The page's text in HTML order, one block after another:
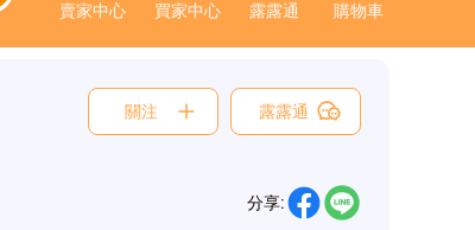
賣家中心 買家中心 露露通 購物車
關注 露露通
分享: